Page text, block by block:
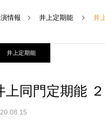
情報 井上定期能 井
井上定期能
上同門定期能